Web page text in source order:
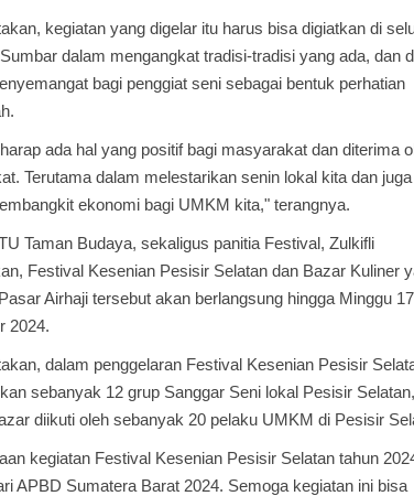
kegiatan yang digelar itu harus bisa digiatkan di
dalam mengangkat tradisi-tradisi yang ada, dan
bagi penggiat seni sebagai bentuk perhatian
ada hal yang positif bagi masyarakat dan diterima
Terutama dalam melestarikan senin lokal kita dan juga
ekonomi bagi UMKM kita," terangnya.
Taman Budaya, sekaligus panitia Festival, Zulkifli
Festival Kesenian Pesisir Selatan dan Bazar Kuliner
Airhaji tersebut akan berlangsung hingga Minggu 17
2024.
dalam penggelaran Festival Kesenian Pesisir
sebanyak 12 grup Sanggar Seni lokal Pesisir
diikuti oleh sebanyak 20 pelaku UMKM di Pesisir
kegiatan Festival Kesenian Pesisir Selatan tahun
APBD Sumatera Barat 2024. Semoga kegiatan ini bisa